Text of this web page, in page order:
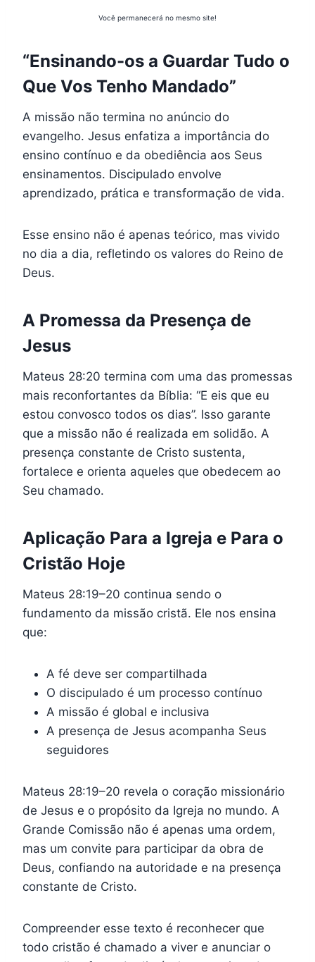
Você permanecerá no mesmo site!
“Ensinando-os a Guardar Tudo o
Que Vos Tenho Mandado”
A missão não termina no anúncio do
evangelho. Jesus enfatiza a importância do
ensino contínuo e da obediência aos Seus
ensinamentos. Discipulado envolve
aprendizado, prática e transformação de vida.
Esse ensino não é apenas teórico, mas vivido
no dia a dia, refletindo os valores do Reino de
Deus.
A Promessa da Presença de
Jesus
Mateus 28:20 termina com uma das promessas
mais reconfortantes da Bíblia: “E eis que eu
estou convosco todos os dias”. Isso garante
que a missão não é realizada em solidão. A
presença constante de Cristo sustenta,
fortalece e orienta aqueles que obedecem ao
Seu chamado.
Aplicação Para a Igreja e Para o
Cristão Hoje
Mateus 28:19–20 continua sendo o
fundamento da missão cristã. Ele nos ensina
que:
A fé deve ser compartilhada
O discipulado é um processo contínuo
A missão é global e inclusiva
A presença de Jesus acompanha Seus
seguidores
Mateus 28:19–20 revela o coração missionário
de Jesus e o propósito da Igreja no mundo. A
Grande Comissão não é apenas uma ordem,
mas um convite para participar da obra de
Deus, confiando na autoridade e na presença
constante de Cristo.
Compreender esse texto é reconhecer que
todo cristão é chamado a viver e anunciar o